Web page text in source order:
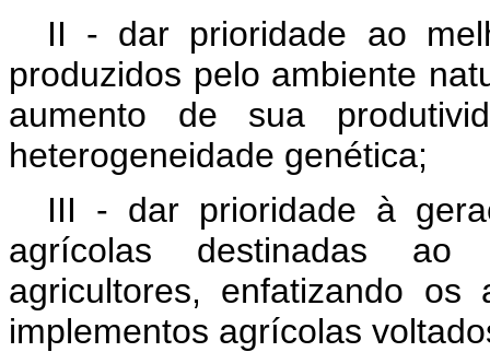
II - dar prioridade ao
produzidos pelo ambiente
aumento de sua
heterogeneidade genética;
III - dar prioridade à
agrícolas destinadas ao
agricultores, enfatizando os
implementos agrícolas